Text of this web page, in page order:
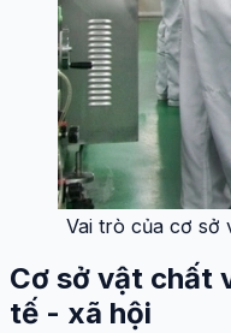
Vai trò của cơ sở
Cơ sở vật chất
tế - xã hội